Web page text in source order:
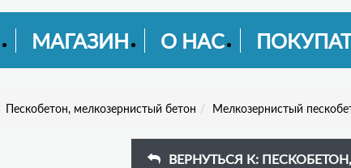
МАГАЗИН О НАС
Пескобетон, мелкозернистый бетон Мелкозернистый
ВЕРНУТЬСЯ К: